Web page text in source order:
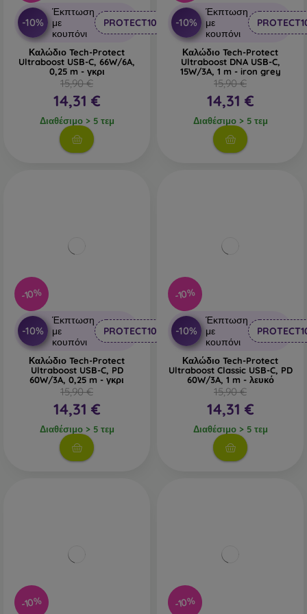
-10%
Έκπτωση
με
κουπόνι
PROTECT10
Καλώδιο Tech-Protect
Ultraboost USB-C, 66W/6A,
0,25 m - γκρι
15,90 €
14,31 €
Διαθέσιμο > 5 τεμ
-10%
Έκπτωση
με
κουπόνι
Καλώδιο Tech-Protect
Ultraboost DNA USB-C,
15W/3A, 1 m - iron grey
15,90 €
14,31 €
Διαθέσιμο > 5 τεμ
-10%
-10%
Έκπτωση
με
κουπόνι
PROTECT10
Καλώδιο Tech-Protect
Ultraboost USB-C, PD
60W/3A, 0,25 m - γκρι
15,90 €
14,31 €
Διαθέσιμο > 5 τεμ
-10%
-10%
Έκπτωση
με
κουπόνι
Καλώδιο Tech-Protect
Ultraboost Classic USB-C, PD
60W/3A, 1 m - λευκό
15,90 €
14,31 €
Διαθέσιμο > 5 τεμ
-10% -10%